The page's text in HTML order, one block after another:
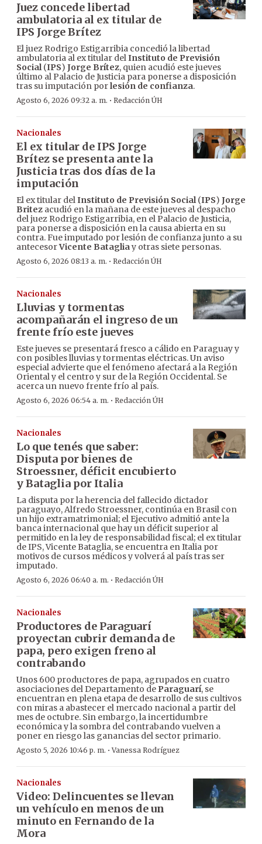
Juez concede libertad
ambulatoria al ex titular de
IPS Jorge Brítez
El juez Rodrigo Estigarribia concedió la libertad
ambulatoria al ex titular delInstituto de Previsión
Social(IPS) Jorge Brítez, quien acudió este jueves
último al Palacio de Justicia para ponerse a disposición
tras su imputación porlesión de confianza.
Agosto 6, 2026 09:32 a. m. · Redacción ÚH
Nacionales
El ex titular de IPS Jorge
Brítez se presenta ante la
Justicia tras dos días de la
imputación
El ex titular delInstituto de Previsión Social(IPS) Jorge
Britez acudió en la mañana de este jueves al despacho
del juez Rodrigo Estigarribia, en el Palacio de Justicia,
para ponerse a disposición en la causa abierta en su
contra. Fue imputado por lesión de confianza junto a su
antecesorVicente Batagliay otras siete personas.
Agosto 6, 2026 08:13 a. m. · Redacción ÚH
Nacionales
Lluvias y tormentas
acompañarán el ingreso de un
frente frío este jueves
Este jueves se presentará fresco a cálido en Paraguay y
con posibles lluvias y tormentas eléctricas. Un aviso
especial advierte que el fenómeno afectará a la Región
Oriental y el centro y sur de la Región Occidental. Se
acerca un nuevo frente frío al país.
Agosto 6, 2026 06:54 a. m. · Redacción ÚH
Nacionales
Lo que tenés que saber:
Disputa por bienes de
Stroessner, déficit encubierto
y Bataglia por Italia
La disputa por la herencia del fallecido dictador
paraguayo, Alfredo Stroessner, continúa en Brasil con
un hijo extramatrimonial; el Ejecutivo admitió ante la
banca internacional que hay un déficit superior al
permitido en la ley de responsabilidad fiscal; el ex titular
de IPS, Vicente Bataglia, se encuentra en Italia por
motivos de cursos médicos y volverá al país tras ser
imputado.
Agosto 6, 2026 06:40 a. m. · Redacción ÚH
Nacionales
Productores de Paraguarí
proyectan cubrir demanda de
papa, pero exigen freno al
contrabando
Unos 600 productores de papa, agrupados en cuatro
asociaciones del Departamento de Paraguarí, se
encuentran en plena etapa de desarrollo de sus cultivos
con miras a abastecer el mercado nacional a partir del
mes de octubre. Sin embargo, la incertidumbre
económica y la sombra del contrabando vuelven a
poner en riesgo las ganancias del sector primario.
Agosto 5, 2026 10:46 p. m. ·Vanessa Rodríguez
Nacionales
Video: Delincuentes se llevan
un vehículo en menos de un
minuto en Fernando de la
Mora